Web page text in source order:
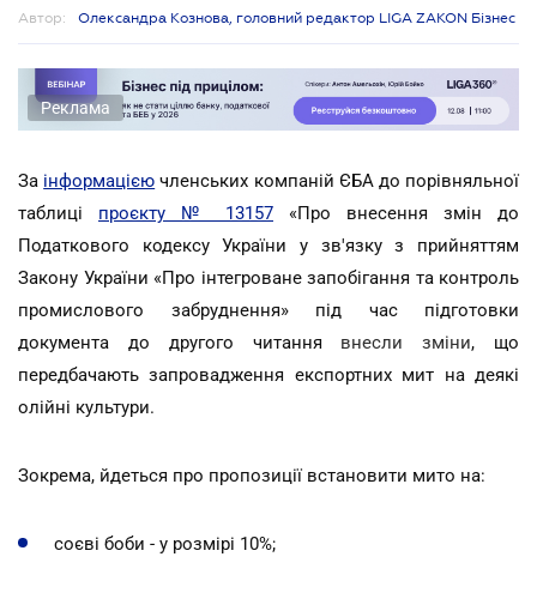
Автор: Олександра Кознова, головний редактор LIGA ZAKON Бізнес
Реклама
За інформацією членських компаній ЄБА до порівняльної
таблиці проєкту № 13157 «Про внесення змін до
Податкового кодексу України у зв'язку з прийняттям
Закону України «Про інтегроване запобігання та контроль
промислового забруднення» під час підготовки
документа до другого читання внесли зміни, що
передбачають запровадження експортних мит на деякі
олійні культури.
Зокрема, йдеться про пропозиції встановити мито на:
соєві боби - у розмірі 10%;